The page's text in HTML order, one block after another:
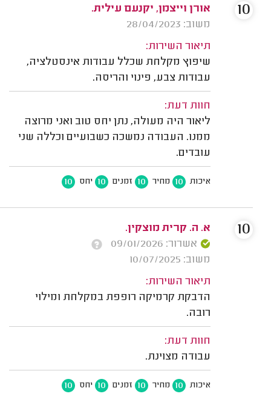
אורן וייצמן, יקנעם עילית.
משוב: 28/04/2023
תיאור השירות:
שיפוץ מקלחת שכלל עבודות אינסטלציה,
עבודות צבע, פינוי והריסה.
חוות דעת:
ליאור היה מעולה, נתן יחס טוב ואני מרוצה
ממנו. העבודה נמשכה כשבועיים וכללה שני
עובדים.
איכות 10 מחיר 10 זמנים 10 יחס 10
10
א. ה. קרית מוצקין.
אשרור: 09/01/2026
משוב: 10/07/2025
תיאור השירות:
הדבקת קרמיקה רופפת במקלחת ומילוי
רובה.
חוות דעת:
עבודה מצוינת.
איכות 10 מחיר 10 זמנים 10 יחס 10
10